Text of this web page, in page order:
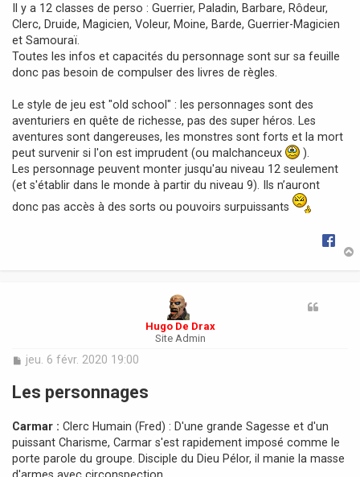
Il y a 12 classes de perso : Guerrier, Paladin, Barbare, Rôdeur,
Clerc, Druide, Magicien, Voleur, Moine, Barde, Guerrier-Magicien
et Samouraï.
Toutes les infos et capacités du personnage sont sur sa feuille
donc pas besoin de compulser des livres de règles.
Le style de jeu est "old school" : les personnages sont des
aventuriers en quête de richesse, pas des super héros. Les
aventures sont dangereuses, les monstres sont forts et la mort
peut survenir si l'on est imprudent (ou malchanceux
).
Les personnage peuvent monter jusqu'au niveau 12 seulement
(et s'établir dans le monde à partir du niveau 9). Ils n’auront
donc pas accès à des sorts ou pouvoirs surpuissants
Hugo De Drax
Site Admin
M
s
s
g
e
jeu. 6 févr. 2020 19:00
Les personnages
Carmar : Clerc Humain (Fred) : D'une grande Sagesse et d'un
puissant Charisme, Carmar s'est rapidement imposé comme le
porte parole du groupe. Disciple du Dieu Pélor, il manie la masse